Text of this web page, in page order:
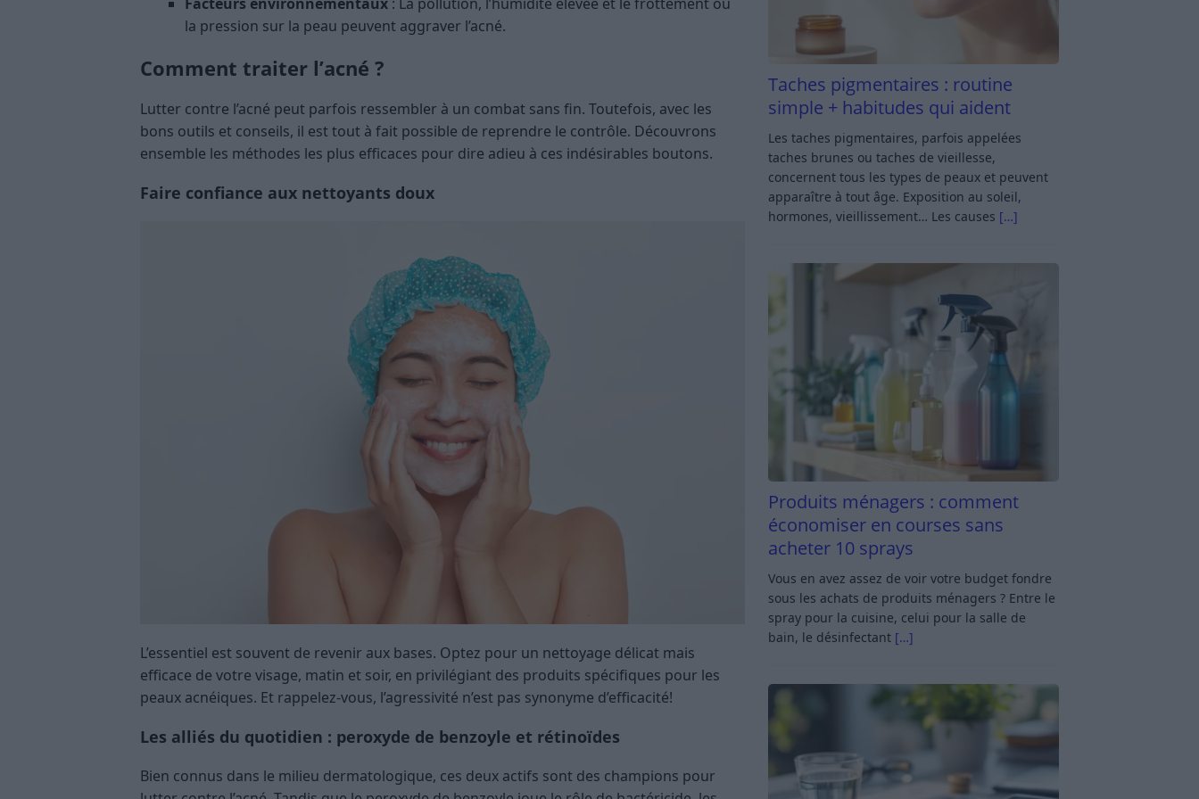
la pression sur la peau peuvent aggraver l’acné.
Comment traiter l’acné ?
Lutter contre l’acné peut parfois ressembler à un combat sans fin. Toutefois, avec les
bons outils et conseils, il est tout à fait possible de reprendre le contrôle. Découvrons
ensemble les méthodes les plus efficaces pour dire adieu à ces indésirables boutons.
Faire confiance aux nettoyants doux
L’essentiel est souvent de revenir aux bases. Optez pour un nettoyage délicat mais
efficace de votre visage, matin et soir, en privilégiant des produits spécifiques pour les
peaux acnéiques. Et rappelez-vous, l’agressivité n’est pas synonyme d’efficacité!
Les alliés du quotidien : peroxyde de benzoyle et rétinoïdes
Bien connus dans le milieu dermatologique, ces deux actifs sont des champions pour
Taches pigmentaires : routine
simple + habitudes qui aident
Les taches pigmentaires, parfois appelées
taches brunes ou taches de vieillesse,
concernent tous les types de peaux et peuvent
apparaître à tout âge. Exposition au soleil,
hormones, vieillissement… Les causes […]
Produits ménagers : comment
économiser en courses sans
acheter 10 sprays
Vous en avez assez de voir votre budget fondre
sous les achats de produits ménagers ? Entre le
spray pour la cuisine, celui pour la salle de
bain, le désinfectant […]